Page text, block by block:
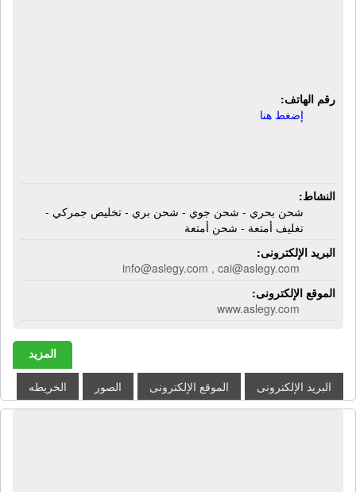
رقم الهاتف:
إضغط هنا
النشاط:
شحن بحري - شحن جوي - شحن بري - تخليص جمركي -
تغليف أمتعة - شحن أمتعة
البريد الإلكترونى:
info@aslegy.com , cai@aslegy.com
الموقع الإلكترونى:
www.aslegy.com
المزيد
البريد الإلكترونى الموقع الإلكترونى الصور الخريطه